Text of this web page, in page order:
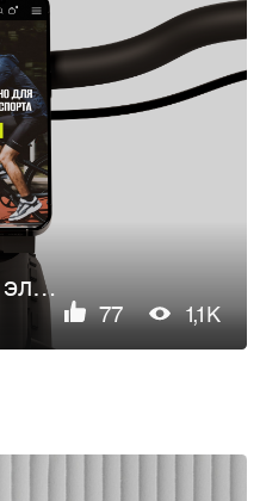
Интернет-магазин электротранспорта — «Элекарика»
77 1,1K